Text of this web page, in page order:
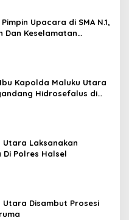
Upacara di SMA N.1,
Dan Keselamatan
Kapolda Maluku Utara
Hidrosefalus di
Utara Laksanakan
Di Polres Halsel
Utara Disambut Prosesi